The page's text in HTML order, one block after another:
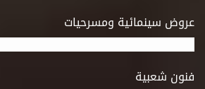
عروض سينمائية ومسرحيات
فنون شعبية